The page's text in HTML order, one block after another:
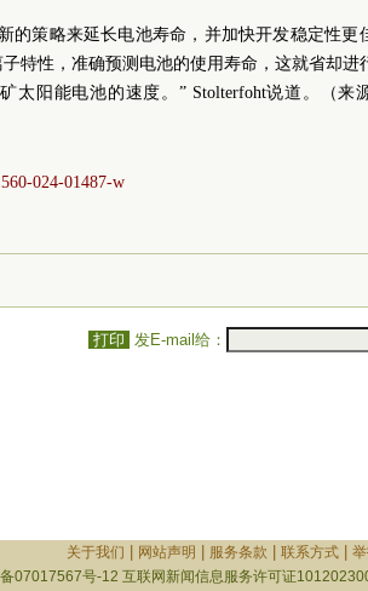
的策略来延长电池寿命，并加快开发稳定性更
特性，准确预测电池的使用寿命，这就省却进
太阳能电池的速度。” Stolterfoht说道。（来
024-01487-w
打印 发E-mail给：
关于我们 网站声明 服务条款 联系方式|
07017567号-12 互联网新闻信息服务许可证